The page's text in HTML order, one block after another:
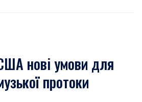
нові умови для
протоки